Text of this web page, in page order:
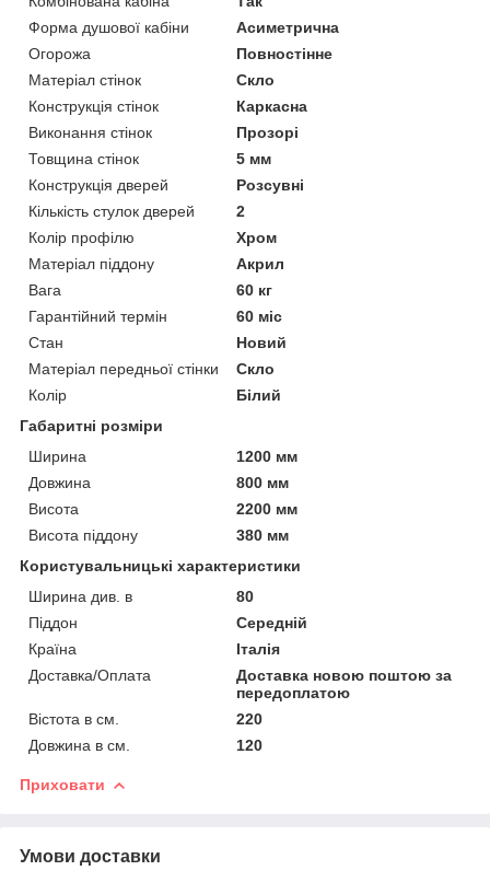
Форма душової кабіни
Асиметрична
Огорожа
Повностінне
Матеріал стінок
Скло
Конструкція стінок
Каркасна
Виконання стінок
Прозорі
Товщина стінок
5 мм
Конструкція дверей
Розсувні
Кількість стулок дверей
2
Колір профілю
Хром
Матеріал піддону
Акрил
Вага
60 кг
Гарантійний термін
60 міс
Стан
Новий
Матеріал передньої стінки
Скло
Колір
Білий
Габаритні розміри
Ширина
1200 мм
Довжина
800 мм
Висота
2200 мм
Висота піддону
380 мм
Користувальницькі характеристики
Ширина див. в
80
Піддон
Середній
Країна
Італія
Доставка/Оплата
Доставка новою поштою за
передоплатою
Вістота в см.
220
Довжина в см.
120
Приховати
Умови доставки